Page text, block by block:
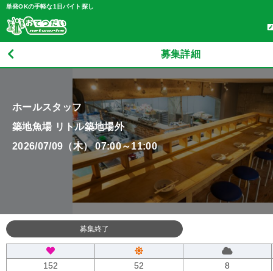
単発OKの手軽な1日バイト探し
募集詳細
ホールスタッフ
築地魚場 リトル築地場外
2026/07/09（木） 07:00～11:00
募集終了
152 52 8